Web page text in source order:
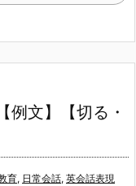
例文】【切る・
育, 日常会話, 英会話表現